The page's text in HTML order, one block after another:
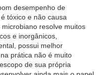
desempenho de
tóxico e não causa
resolve muitos
e inorgânicos,
possui melhor
prática não é muito
de sua própria